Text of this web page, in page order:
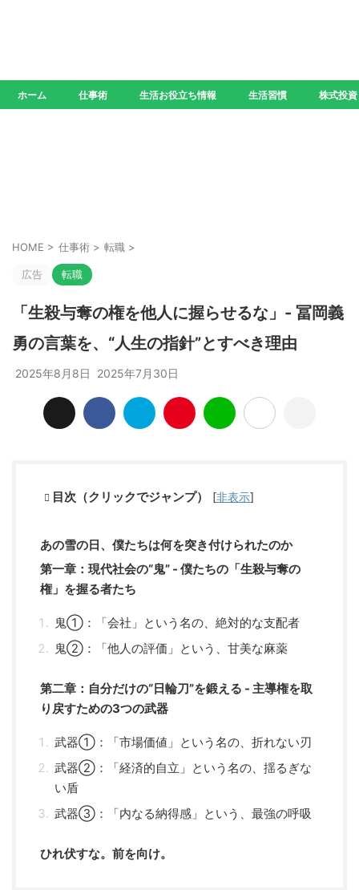
ホーム 仕事術 生活お役立ち情報 生活習慣 株式投資
HOME > 仕事術 > 転職 >
広告 転職
「生殺与奪の権を他人に握らせるな」- 冨岡義
勇の言葉を、“人生の指針”とすべき理由
2025年8月8日 2025年7月30日
目次（クリックでジャンプ） [非表示]
あの雪の日、僕たちは何を突き付けられたのか
第一章：現代社会の“鬼” - 僕たちの「生殺与奪の
権」を握る者たち
鬼①：「会社」という名の、絶対的な支配者
鬼②：「他人の評価」という、甘美な麻薬
第二章：自分だけの“日輪刀”を鍛える - 主導権を取
り戻すための3つの武器
武器①：「市場価値」という名の、折れない刃
武器②：「経済的自立」という名の、揺るぎな
い盾
武器③：「内なる納得感」という、最強の呼吸
ひれ伏すな。前を向け。